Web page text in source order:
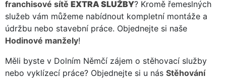
franchisové sítě EXTRA SLUŽBY? Kromě řemeslných
služeb vám můžeme nabídnout kompletní montáže a
údržbu nebo stavební práce. Objednejte si naše
Hodinové manžely!
Měli byste v Dolním Němčí zájem o stěhovací služby
nebo vyklízecí práce? Objednejte si u nás Stěhování